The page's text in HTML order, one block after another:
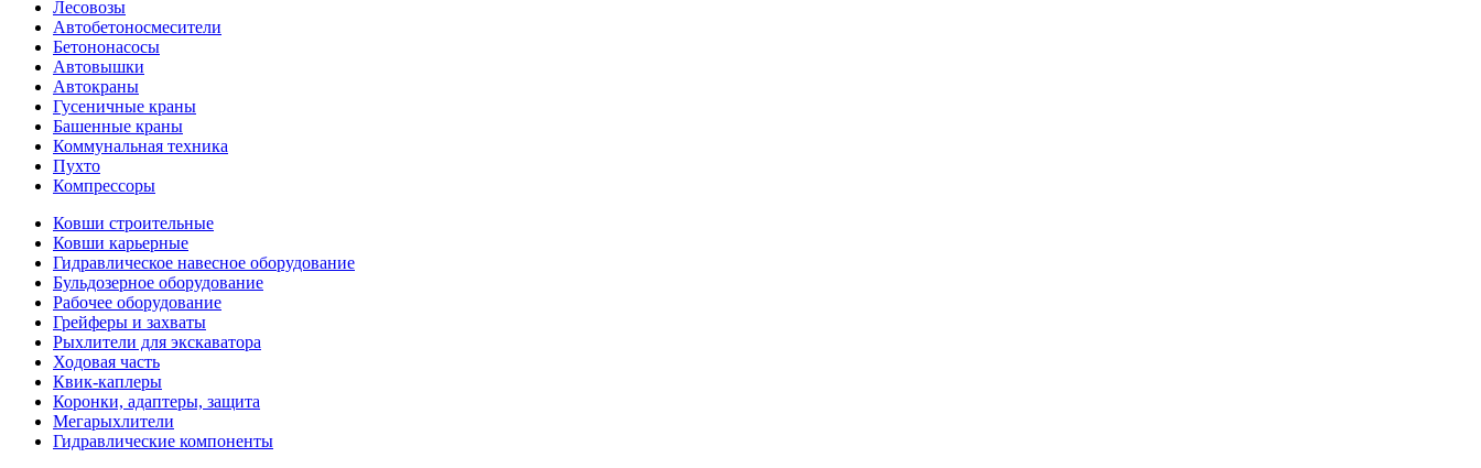
Лесовозы
Автобетоно­смесители
Бетононасосы
Автовышки
Автокраны
Гусеничные краны
Башенные краны
Коммунальная техника
Пухто
Компрессоры
Ковши строительные
Ковши карьерные
Гидравлическое навесное оборудование
Бульдозерное оборудование
Рабочее оборудование
Грейферы и захваты
Рыхлители для экскаватора
Ходовая часть
Квик-каплеры
Коронки, адаптеры, защита
Мегарыхлители
Гидравлические компоненты